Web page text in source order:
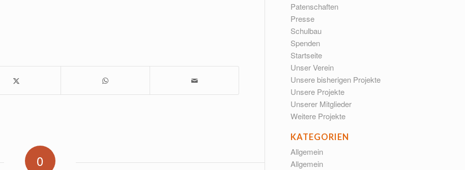
0
Patenschaften
Presse
Schulbau
Spenden
Startseite
Unser Verein
Unsere bisherigen Projekte
Unsere Projekte
Unserer Mitglieder
Weitere Projekte
KATEGORIEN
Allgemein
Allgemein